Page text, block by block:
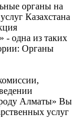
органы на
Казахстана
- одна из таких
Органы
Алматы» Вы
услуг